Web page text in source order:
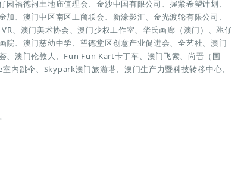
福德祠土地庙值理会、金沙中国有限公司、握紧希望计划、
、澳门中区南区工商联会、新濠影汇、金光渡轮有限公司、
、澳门美术协会、澳门少权工作室、华氏画廊（澳门）、氹仔
院、澳门慈幼中学、望德堂区创意产业促进会、全艺社、澳门
、澳门伦敦人、Fun Fun Kart卡丁车、澳门飞索、尚晋（国
内跳伞、Skypark澳门旅游塔、澳门生产力暨科技转移中心、